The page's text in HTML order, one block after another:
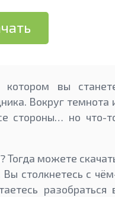
вы
Вокруг темнота
стороны… но что-
Тогда можете
столкнетесь с
разобраться